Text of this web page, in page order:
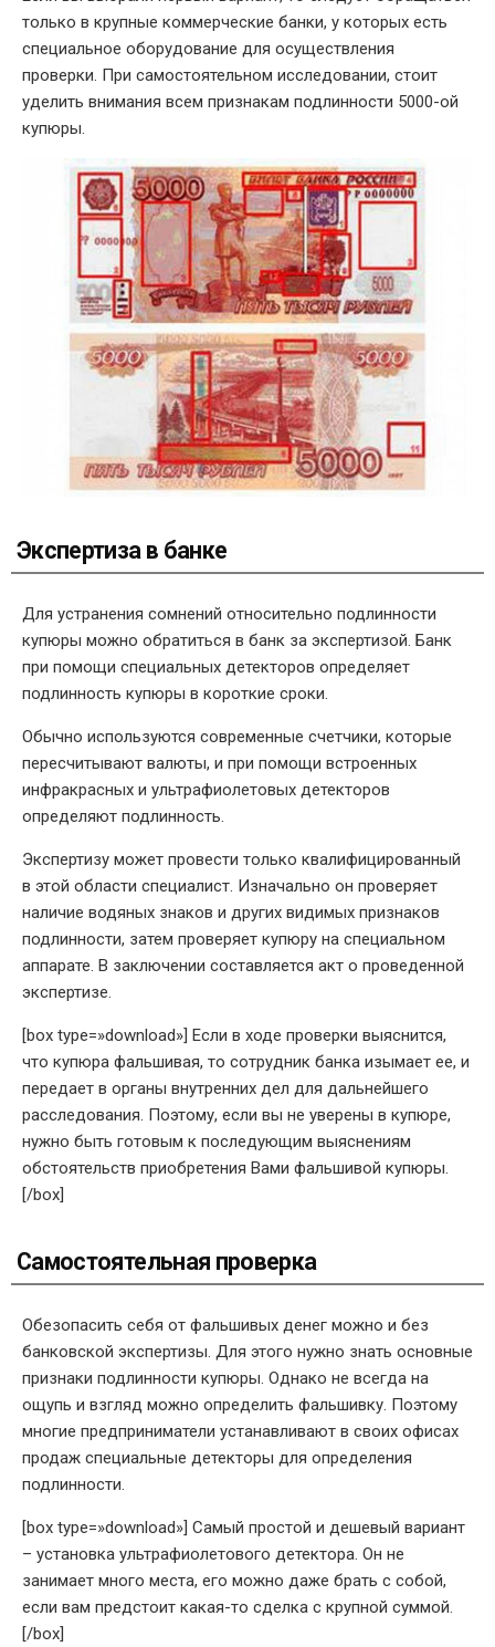
только в крупные коммерческие банки, у которых есть
специальное оборудование для осуществления
проверки. При самостоятельном исследовании, стоит
уделить внимания всем признакам подлинности 5000-ой
купюры.
Экспертиза в банке
Для устранения сомнений относительно подлинности
купюры можно обратиться в банк за экспертизой. Банк
при помощи специальных детекторов определяет
подлинность купюры в короткие сроки.
Обычно используются современные счетчики, которые
пересчитывают валюты, и при помощи встроенных
инфракрасных и ультрафиолетовых детекторов
определяют подлинность.
Экспертизу может провести только квалифицированный
в этой области специалист. Изначально он проверяет
наличие водяных знаков и других видимых признаков
подлинности, затем проверяет купюру на специальном
аппарате. В заключении составляется акт о проведенной
экспертизе.
[box type=»download»] Если в ходе проверки выяснится,
что купюра фальшивая, то сотрудник банка изымает ее, и
передает в органы внутренних дел для дальнейшего
расследования. Поэтому, если вы не уверены в купюре,
нужно быть готовым к последующим выяснениям
обстоятельств приобретения Вами фальшивой купюры.
[/box]
Самостоятельная проверка
Обезопасить себя от фальшивых денег можно и без
банковской экспертизы. Для этого нужно знать основные
признаки подлинности купюры. Однако не всегда на
ощупь и взгляд можно определить фальшивку. Поэтому
многие предприниматели устанавливают в своих офисах
продаж специальные детекторы для определения
подлинности.
[box type=»download»] Самый простой и дешевый вариант
– установка ультрафиолетового детектора. Он не
занимает много места, его можно даже брать с собой,
если вам предстоит какая-то сделка с крупной суммой.
[/box]